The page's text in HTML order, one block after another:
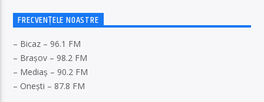
FRECVENȚELE NOASTRE
– Bicaz – 96.1 FM
– Brașov – 98.2 FM
– Mediaș – 90.2 FM
– Onești – 87.8 FM